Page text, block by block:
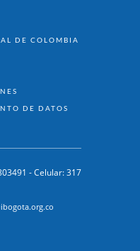
DE COLOMBIA
DE DATOS
- Celular: 317